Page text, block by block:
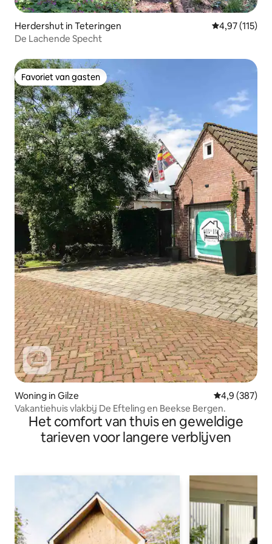
Herdershut in Teteringen Gemiddelde
4,97 (115)
De Lachende Specht
Favoriet van gasten
Favoriet van gasten
Woning in Gilze Gemiddelde
4,9 (387)
Vakantiehuis vlakbij De Efteling en Beekse Bergen.
Het comfort van thuis en geweldige
tarieven voor langere verblijven